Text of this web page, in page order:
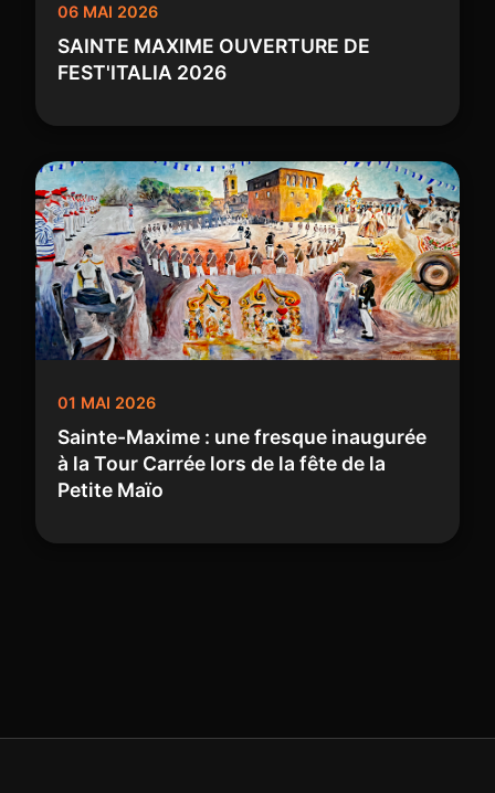
06 MAI 2026
SAINTE MAXIME OUVERTURE DE
FEST'ITALIA 2026
01 MAI 2026
Sainte-Maxime : une fresque inaugurée
à la Tour Carrée lors de la fête de la
Petite Maïo